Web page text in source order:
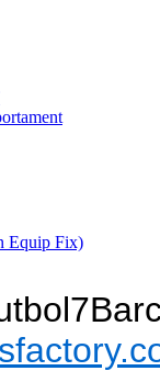
Equip Fix)